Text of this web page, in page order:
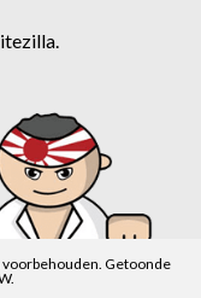
Getoonde